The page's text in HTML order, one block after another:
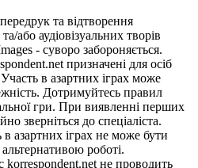
та відтворення
або аудіовізуальних творів
- суворо забороняється.
призначені для осіб
в азартних іграх може
Дотримуйтесь правил
гри. При виявленні перших
зверніться до спеціаліста.
азартних іграх не може бути
роботі.
korrespondent.net не проводить